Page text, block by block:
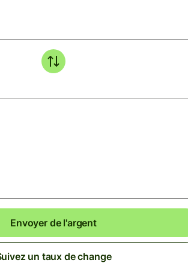
Envoyer de l'argent
un taux de change